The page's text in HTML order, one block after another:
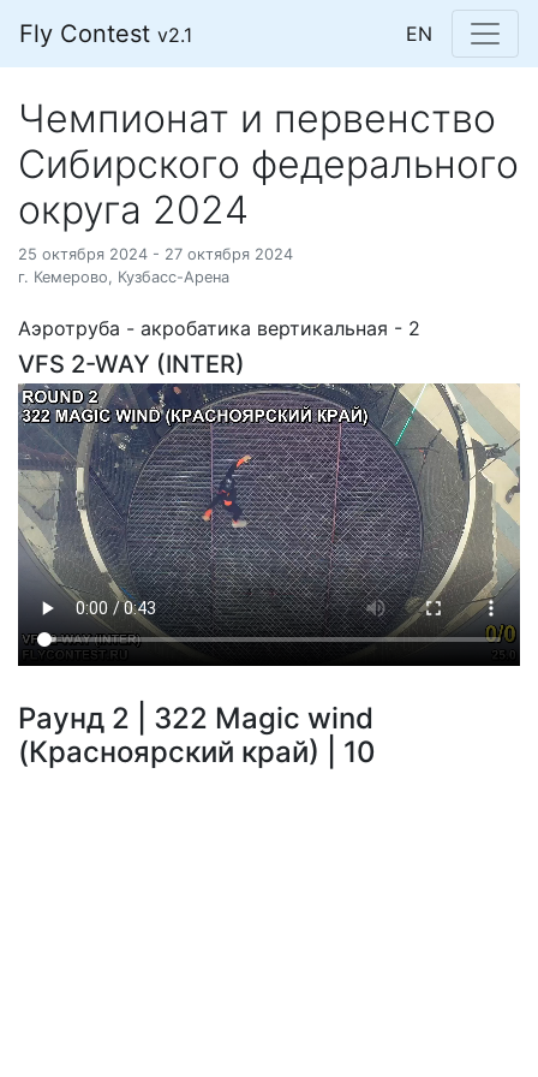
Fly Contest v2.1 EN
Чемпионат и первенство
Сибирского федерального
округа 2024
25 октября 2024 - 27 октября 2024
г. Кемерово, Кузбасс-Арена
Аэротруба - акробатика вертикальная - 2
VFS 2-WAY (INTER)
Раунд 2 | 322 Magic wind
(Красноярский край) | 10